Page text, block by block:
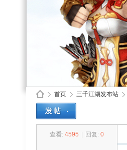
首页
›
三千江湖发布站
查看: 4595 回复: 0